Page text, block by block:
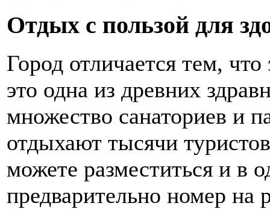
Отдых с пользой для
Город отличается тем, что
это одна из древних
множество санаториев и
отдыхают тысячи
можете разместиться и в
предварительно номер на